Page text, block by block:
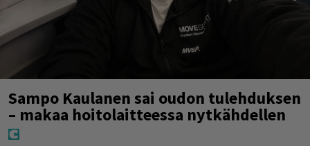
Sampo Kaulanen sai oudon tulehduksen
– makaa hoitolaitteessa nytkähdellen